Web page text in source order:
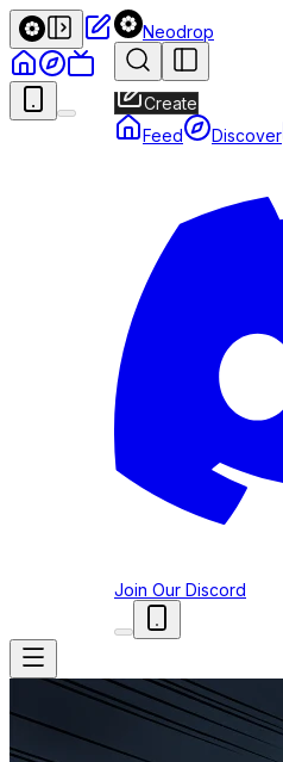
Neodrop
Create
Feed
Discover
Join Our Discord